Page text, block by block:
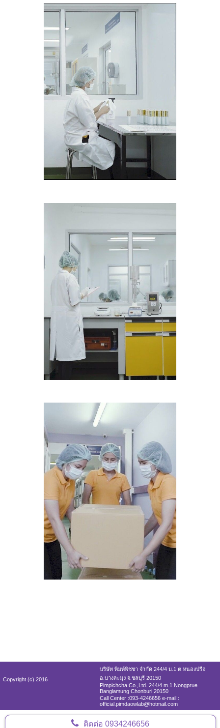
Copyright (c) 2016
บริษัท พิมพ์พิชชา จำกัด 244/4 ม.1 ต.หนองปรือ
อ.บางละมุง จ.ชลบุรี 20150
Pimpichcha Co.,Ltd. 244/4 m.1 Nongprue
Banglamung Chonburi 20150
Call Center :093-4246656 e-mail :
official.pimdaowlab@hotmail.com
ติดต่อ0934246656